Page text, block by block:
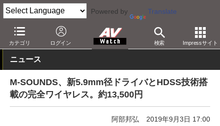
Powered by Translate
カテゴリ ログイン 検索 Impressサイト
AV Watch 製品 ヘッドフォン
ニュース
M-SOUNDS、新5.9mm径ドライバとHDSS技術搭
載の完全ワイヤレス。約13,500円
阿部邦弘 2019年9月3日 17:00